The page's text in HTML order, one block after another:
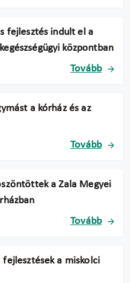
fejlesztés indult el a
központban
Tovább
a kórház és az
Tovább
a Zala Megyei
Tovább
fejlesztések a miskolci